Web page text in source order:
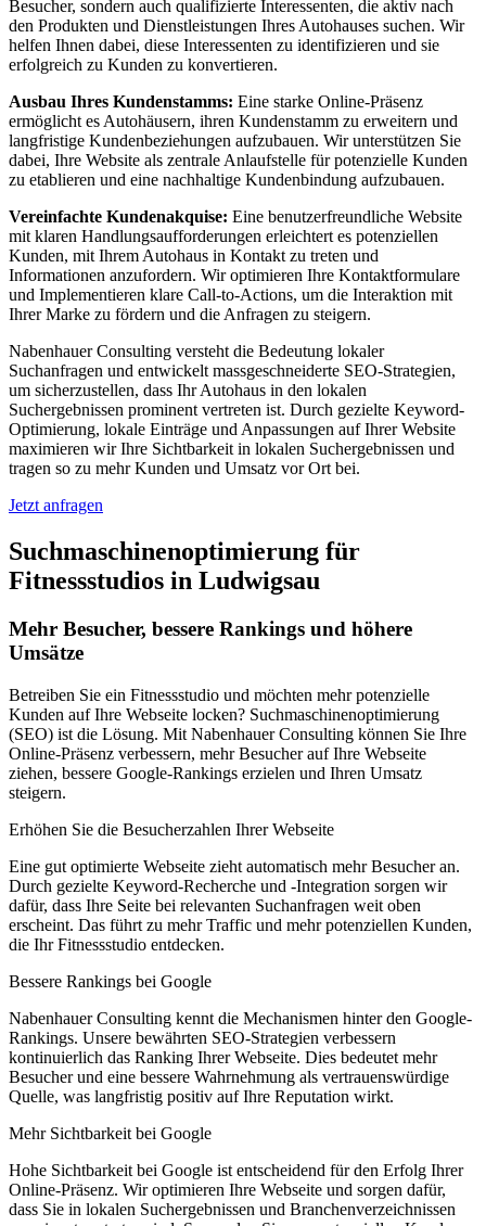
Besucher, sondern auch qualifizierte Interessenten, die aktiv nach
den Produkten und Dienstleistungen Ihres Autohauses suchen. Wir
helfen Ihnen dabei, diese Interessenten zu identifizieren und sie
erfolgreich zu Kunden zu konvertieren.
Ausbau Ihres Kundenstamms: Eine starke Online-Präsenz
ermöglicht es Autohäusern, ihren Kundenstamm zu erweitern und
langfristige Kundenbeziehungen aufzubauen. Wir unterstützen Sie
dabei, Ihre Website als zentrale Anlaufstelle für potenzielle Kunden
zu etablieren und eine nachhaltige Kundenbindung aufzubauen.
Vereinfachte Kundenakquise: Eine benutzerfreundliche Website
mit klaren Handlungsaufforderungen erleichtert es potenziellen
Kunden, mit Ihrem Autohaus in Kontakt zu treten und
Informationen anzufordern. Wir optimieren Ihre Kontaktformulare
und Implementieren klare Call-to-Actions, um die Interaktion mit
Ihrer Marke zu fördern und die Anfragen zu steigern.
Nabenhauer Consulting versteht die Bedeutung lokaler
Suchanfragen und entwickelt massgeschneiderte SEO-Strategien,
um sicherzustellen, dass Ihr Autohaus in den lokalen
Suchergebnissen prominent vertreten ist. Durch gezielte Keyword-
Optimierung, lokale Einträge und Anpassungen auf Ihrer Website
maximieren wir Ihre Sichtbarkeit in lokalen Suchergebnissen und
tragen so zu mehr Kunden und Umsatz vor Ort bei.
Jetzt anfragen
Suchmaschinenoptimierung für
Fitnessstudios in Ludwigsau
Mehr Besucher, bessere Rankings und höhere
Umsätze
Betreiben Sie ein Fitnessstudio und möchten mehr potenzielle
Kunden auf Ihre Webseite locken? Suchmaschinenoptimierung
(SEO) ist die Lösung. Mit Nabenhauer Consulting können Sie Ihre
Online-Präsenz verbessern, mehr Besucher auf Ihre Webseite
ziehen, bessere Google-Rankings erzielen und Ihren Umsatz
steigern.
Erhöhen Sie die Besucherzahlen Ihrer Webseite
Eine gut optimierte Webseite zieht automatisch mehr Besucher an.
Durch gezielte Keyword-Recherche und -Integration sorgen wir
dafür, dass Ihre Seite bei relevanten Suchanfragen weit oben
erscheint. Das führt zu mehr Traffic und mehr potenziellen Kunden,
die Ihr Fitnessstudio entdecken.
Bessere Rankings bei Google
Nabenhauer Consulting kennt die Mechanismen hinter den Google-
Rankings. Unsere bewährten SEO-Strategien verbessern
kontinuierlich das Ranking Ihrer Webseite. Dies bedeutet mehr
Besucher und eine bessere Wahrnehmung als vertrauenswürdige
Quelle, was langfristig positiv auf Ihre Reputation wirkt.
Mehr Sichtbarkeit bei Google
Hohe Sichtbarkeit bei Google ist entscheidend für den Erfolg Ihrer
Online-Präsenz. Wir optimieren Ihre Webseite und sorgen dafür,
dass Sie in lokalen Suchergebnissen und Branchenverzeichnissen